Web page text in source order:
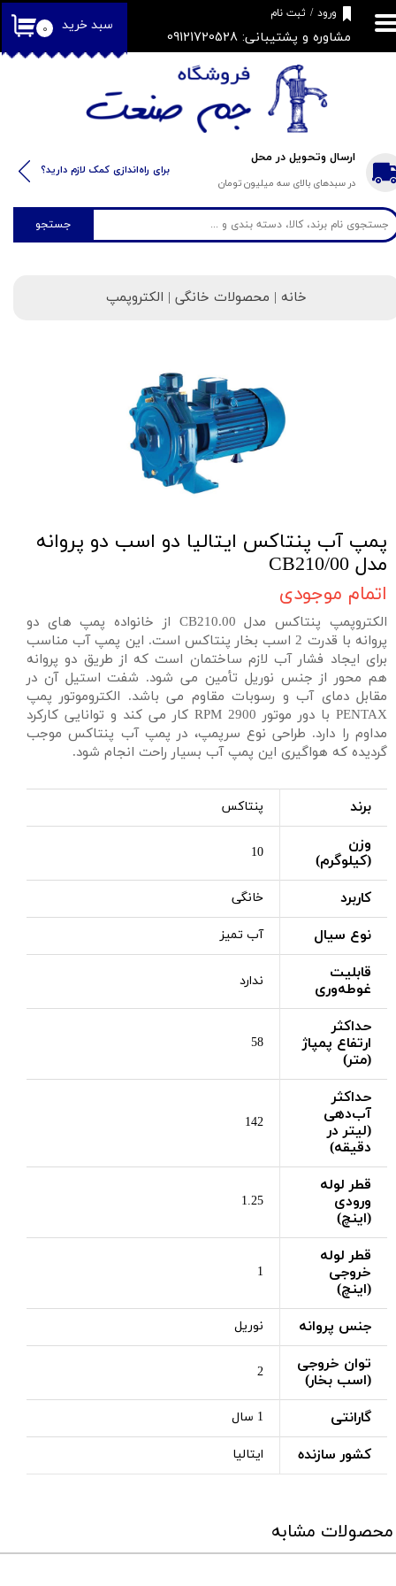
جستجو
ارسال وتحویل در محل
در سبدهای بالای سه میلیون تومان
مشاوره و پشتیبانی: 09121720528 ۰ سبد خرید
ورود / ثبت نام
حساب کاربری من
تغییر گذر واژه
خروج از حساب کاربری
​​برای راه‌اندازی کمک لازم دارید؟
خانه| محصولات خانگی | الکتروپمپ
پمپ آب پنتاکس ایتالیا دو اسب دو پروانه
مدل CB210/00
اتمام موجودی
الکتروپمپ پنتاکس مدل CB210.00 از خانواده پمپ های دو
پروانه با قدرت 2 اسب بخار پنتاکس است. این پمپ آب مناسب
برای ایجاد فشار آب لازم ساختمان است که از طریق دو پروانه
هم محور از جنس نوریل تأمین می شود. شفت استیل آن در
مقابل دمای آب و رسوبات مقاوم می باشد. الکتروموتور پمپ
PENTAX با دور موتور 2900 RPM کار می کند و توانایی کارکرد
مداوم را دارد. طراحی نوع سرپمپ، در پمپ آب پنتاکس موجب
گردیده که هواگیری این پمپ آب بسیار راحت انجام شود.
برند پنتاکس
وزن
(کیلوگرم)
10
کاربرد خانگی
نوع سیال آب تمیز
قابلیت
غوطه‌وری
ندارد
حداکثر
ارتفاع پمپاژ
(متر)
58
حداکثر
آب‌دهی
(لیتر در
دقیقه)
142
قطر لوله
ورودی
(اینچ)
1.25
قطر لوله
خروجی
(اینچ)
1
جنس پروانه نوریل
توان خروجی
(اسب بخار)
2
گارانتی 1 سال
کشور سازنده ایتالیا
محصولات مشابه